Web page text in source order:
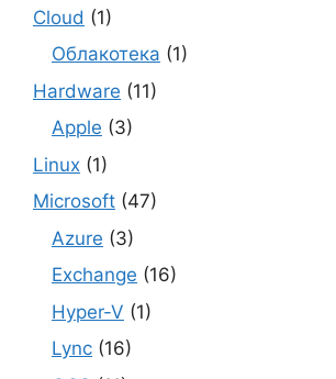
Cloud (1)
Облакотека (1)
Hardware (11)
Apple (3)
Linux (1)
Microsoft (47)
Azure (3)
Exchange (16)
Hyper-V (1)
Lync (16)